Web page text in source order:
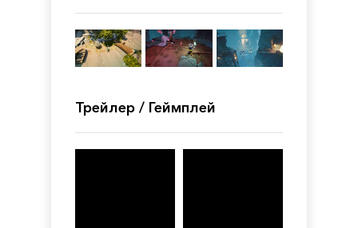
Трейлер / Геймплей